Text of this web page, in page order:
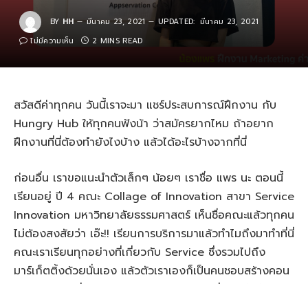
BY HH มีนาคม 23, 2021 UPDATED: มีนาคม 23, 2021
ไม่มีความเห็น
2 MINS READ
สวัสดีค่าทุกคน วันนี้เราจะมา แชร์ประสบการณ์ฝึกงาน กับ
Hungry Hub ให้ทุกคนฟังน้า ว่าสมัครยากไหม ถ้าอยาก
ฝึกงานที่นี่ต้องทำยังไงบ้าง แล้วได้อะไรบ้างจากที่นี่
ก่อนอื่น เราขอแนะนำตัวเล็กๆ น้อยๆ เราชื่อ แพร นะ ตอนนี้
เรียนอยู่ ปี 4 คณะ Collage of Innovation สาขา Service
Innovation มหาวิทยาลัยธรรมศาสตร์ เห็นชื่อคณะแล้วทุกคน
ไม่ต้องสงสัยว่า เอ๊ะ!! เรียนการบริการมาแล้วทำไมถึงมาทำที่นี่
คณะเราเรียนทุกอย่างที่เกี่ยวกับ Service ซึ่งรวมไปถึง
มาร์เก็ตติ้งด้วยนั่นเอง แล้วตัวเราเองก็เป็นคนชอบสร้างคอน